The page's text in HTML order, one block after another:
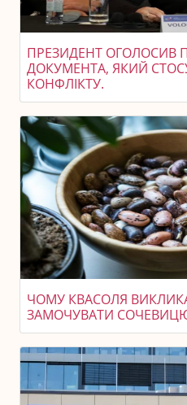
ПРЕЗИДЕНТ ОГОЛОСИВ
ДОКУМЕНТА, ЯКИЙ
КОНФЛІКТУ.
ЧОМУ КВАСОЛЯ
ЗАМОЧУВАТИ СОЧЕВИЦЮ